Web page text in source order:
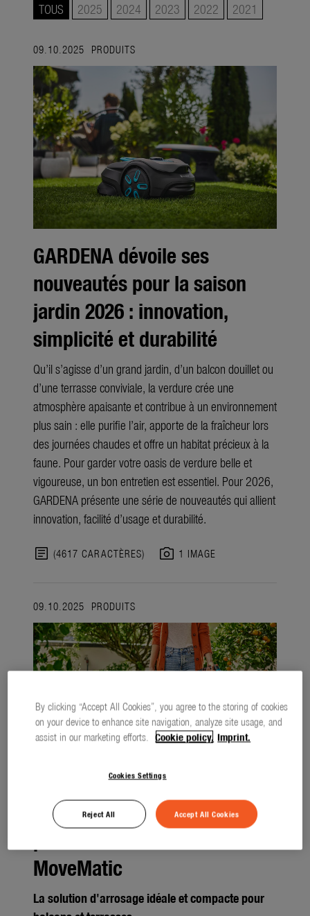
TOUS 2025 2024 2023 2022 2021
09.10.2025 PRODUITS
GARDENA dévoile ses
nouveautés pour la saison
jardin 2026 : innovation,
simplicité et durabilité
Qu’il s’agisse d’un grand jardin, d’un balcon douillet ou
d’une terrasse conviviale, la verdure crée une
atmosphère apaisante et contribue à un environnement
plus sain : elle purifie l’air, apporte de la fraîcheur lors
des journées chaudes et offre un habitat précieux à la
faune. Pour garder votre oasis de verdure belle et
vigoureuse, un bon entretien est essentiel. Pour 2026,
GARDENA présente une série de nouveautés qui allient
innovation, facilité d’usage et durabilité.
article (4617 CARACTÈRES) photo_camera 1 IMAGE
09.10.2025 PRODUITS
Les nouveaux dévidoirs
MoveMatic
La solution d'arrosage idéale et compacte pour
By clicking “Accept All Cookies”, you agree to the storing of cookies
on your device to enhance site navigation, analyze site usage, and
assist in our marketing efforts. Cookie policy. Imprint.
Cookies Settings
Reject All Accept All Cookies